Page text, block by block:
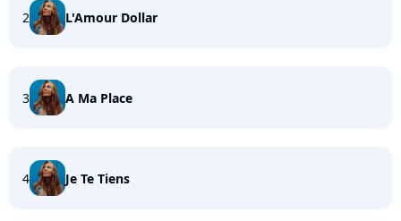
2 L'Amour Dollar
3 A Ma Place
4 Je Te Tiens